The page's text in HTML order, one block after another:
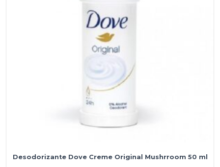
Desodorizante Dove Creme Original Mushrroom 50 ml